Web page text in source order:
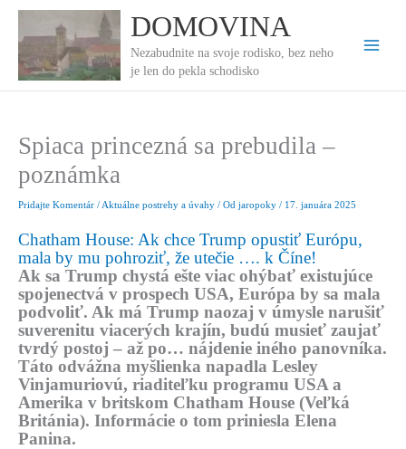
obsah
DOMOVINA
Nezabudnite na svoje rodisko, bez neho
je len do pekla schodisko
Spiaca princezná sa prebudila –
poznámka
Pridajte Komentár / Aktuálne postrehy a úvahy / Od jaropoky / 17. januára 2025
Chatham House: Ak chce Trump opustiť Európu,
mala by mu pohroziť, že utečie …. k Číne!
Ak sa Trump chystá ešte viac ohýbať existujúce
spojenectvá v prospech USA, Európa by sa mala
podvoliť. Ak má Trump naozaj v úmysle narušiť
suverenitu viacerých krajín, budú musieť zaujať
tvrdý postoj – až po… nájdenie iného panovníka.
Táto odvážna myšlienka napadla Lesley
Vinjamuriovú, riaditeľku programu USA a
Amerika v britskom Chatham House (Veľká
Británia). Informácie o tom priniesla Elena
Panina.